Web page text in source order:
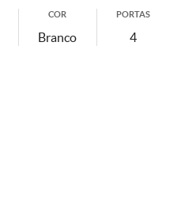
COR
Branco
PORTAS
4